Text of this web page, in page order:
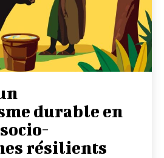
durable en
résilients